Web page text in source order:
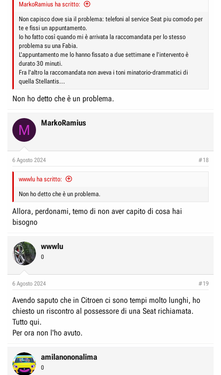
MarkoRamius ha scritto:
Non capisco dove sia il problema: telefoni al service Seat piu comodo per
te e fissi un appuntamento.
Io ho fatto così quando mi è arrivata la raccomandata per lo stesso
problema su una Fabia.
L'appuntamento me lo hanno fissato a due settimane e l'intervento è
durato 30 minuti.
Fra l'altro la raccomandata non aveva i toni minatorio-drammatici di
quella Stellantis...
Non ho detto che è un problema.
M MarkoRamius
6 Agosto 2024 #18
wwwlu ha scritto:
Non ho detto che è un problema.
Allora, perdonami, temo di non aver capito di cosa hai
bisogno
wwwlu
0
6 Agosto 2024 #19
Avendo saputo che in Citroen ci sono tempi molto lunghi, ho
chiesto un riscontro al possessore di una Seat richiamata.
Tutto qui.
Per ora non l'ho avuto.
amilanononalima
0